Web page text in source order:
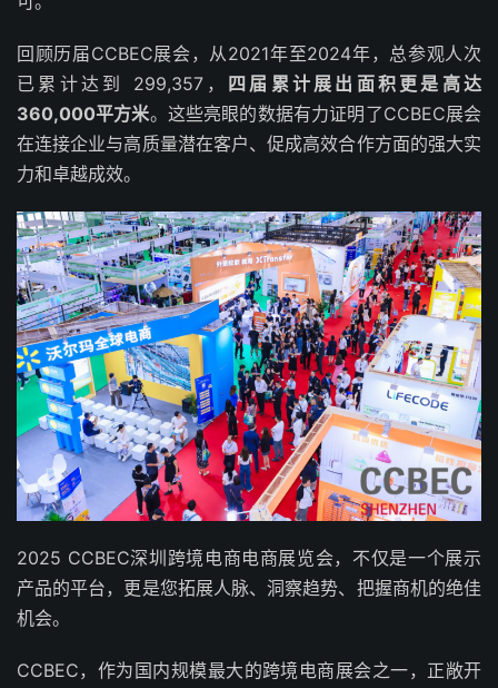
回顾历届CCBEC展会，从2021年至2024年，总参观人次
已累计达到 299,357， 四届累计展出面积更是高达
360,000平方米。这些亮眼的数据有力证明了CCBEC展会
在连接企业与高质量潜在客户、促成高效合作方面的强大实
力和卓越成效。
2025 CCBEC深圳跨境电商电商展览会，不仅是一个展示
产品的平台，更是您拓展人脉、洞察趋势、把握商机的绝佳
机会。
CCBEC，作为国内规模最大的跨境电商展会之一，正敞开